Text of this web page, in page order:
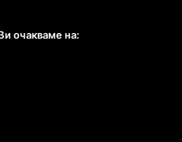
очакваме на: